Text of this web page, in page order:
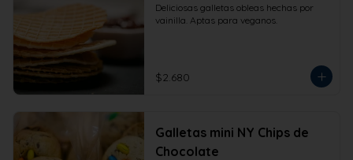
Deliciosas galletas obleas hechas por
vainilla. Aptas para veganos.
$2.680
Galletas mini NY Chips de
Chocolate